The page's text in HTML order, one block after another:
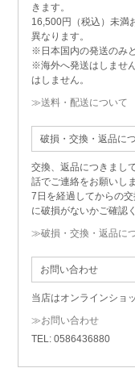
きます。
16,500円（税込）未満
異なります。
※日本国内の発送のみと
※海外へ発送はしませ
はしません。
≫送料・配送について
破損・交換・返品に
交換、返品につきまし
話でご連絡をお願いしま
7日を経過してからの
に破損がないかご確認
≫破損・交換・返品に
お問い合わせ
当店はオンラインショ
≫お問い合わせ
TEL: 0586436880